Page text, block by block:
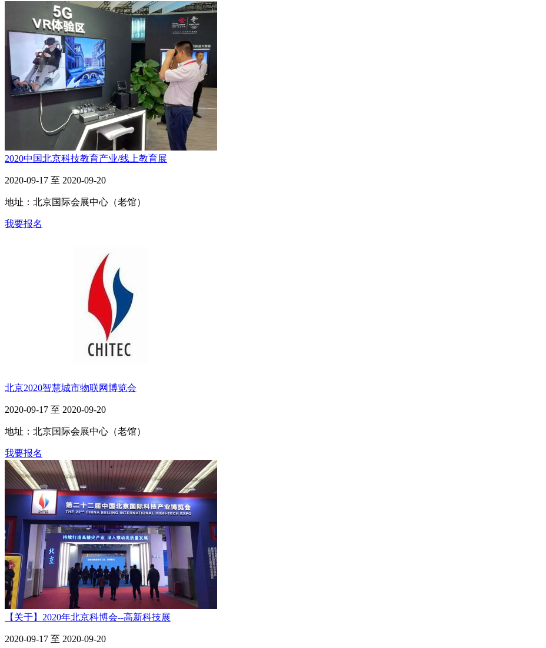
2020中国北京科技教育产业/线上教育展
2020-09-17 至 2020-09-20
地址：北京国际会展中心（老馆）
我要报名
北京2020智慧城市物联网博览会
2020-09-17 至 2020-09-20
地址：北京国际会展中心（老馆）
我要报名
【关于】2020年北京科博会--高新科技展
2020-09-17 至 2020-09-20